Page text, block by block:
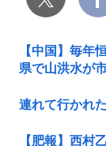
【中国】毎
県で山洪水が
連れて行かれた
【肥報】西村